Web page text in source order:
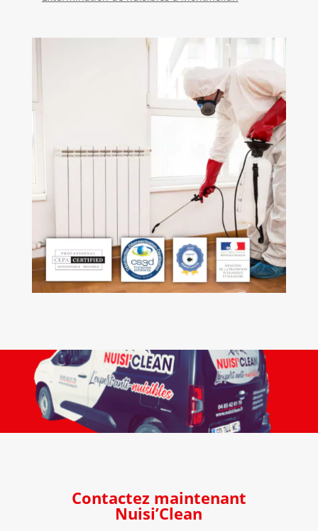
Contactez maintenant
Nuisi’Clean